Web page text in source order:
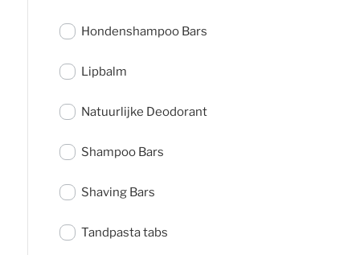
Hondenshampoo Bars
Lipbalm
Natuurlijke Deodorant
Shampoo Bars
Shaving Bars
Tandpasta tabs